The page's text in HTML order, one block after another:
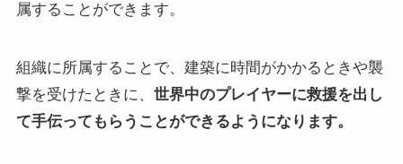
属することができます。
組織に所属することで、建築に時間がかかるときや襲
撃を受けたときに、 世界中のプレイヤーに救援を出し
て手伝ってもらうことができるようになります。